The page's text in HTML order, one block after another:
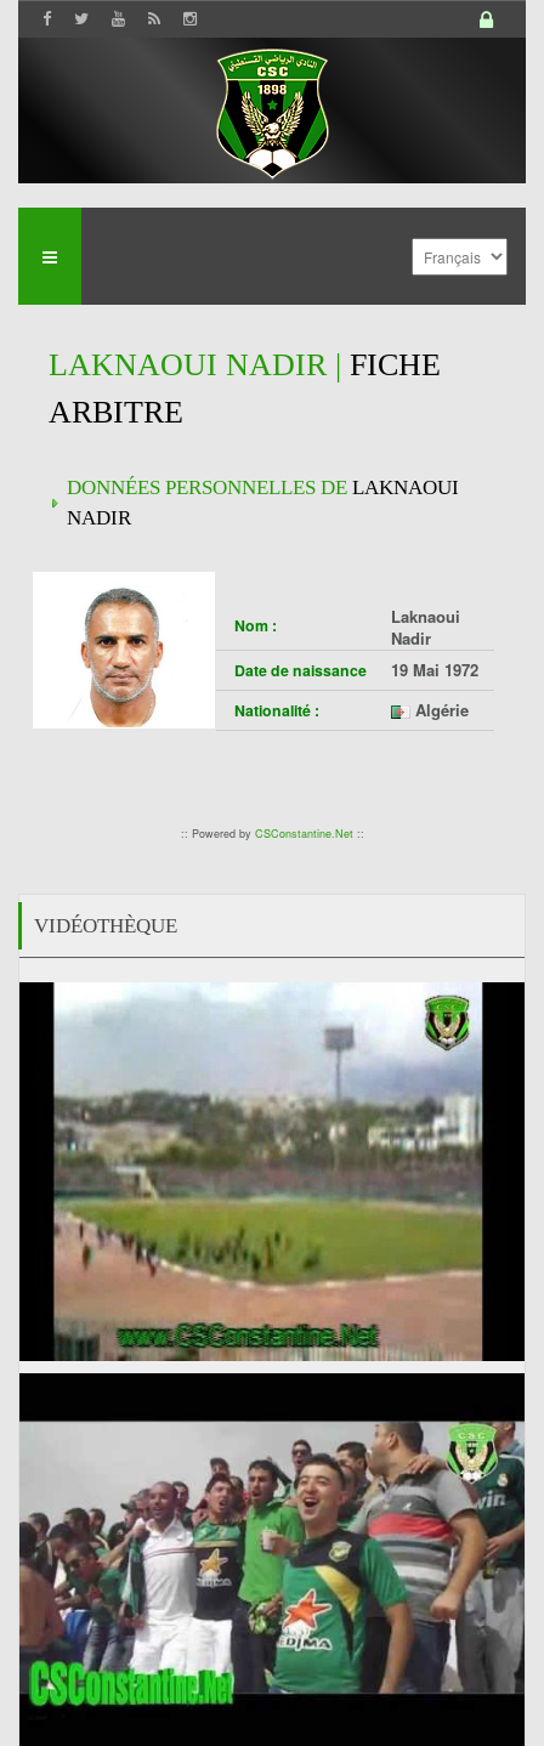
LAKNAOUI NADIR | FICHE
ARBITRE
DONNÉES PERSONNELLES DE LAKNAOUI
NADIR
Nom :
Laknaoui
Nadir
Date de naissance 19 Mai 1972
Nationalité : Algérie
:: Powered by CSConstantine.Net::
VIDÉOTHÈQUE